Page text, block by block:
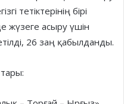
тетіктерінің бірі
жүзеге асыру үшін
26 заң қабылданды.